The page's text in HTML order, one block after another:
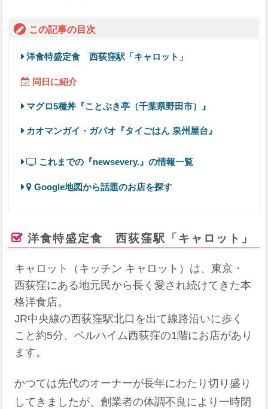
この記事の目次
洋食特盛定食 西荻窪駅「キャロット」
同日に紹介
マグロ5種丼『ことぶき亭（千葉県野田市）』
カオマンガイ・ガパオ『タイごはん 泉州屋台』
これまでの『newsevery.』の情報一覧
Google地図から話題のお店を探す
洋食特盛定食 西荻窪駅「キャロット」
キャロット（キッチン キャロット）は、東京・
西荻窪にある地元民から長く愛され続けてきた本
格洋食店。
JR中央線の西荻窪駅北口を出て線路沿いに歩く
こと約5分、ベルハイム西荻窪の1階にお店があり
ます。
かつては先代のオーナーが長年にわたり切り盛り
してきましたが、創業者の体調不良により一時閉